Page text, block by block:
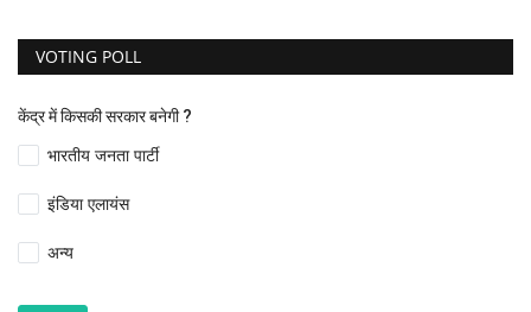
VOTING POLL
केंद्र में किसकी सरकार बनेगी ?
भारतीय जनता पार्टी
इंडिया एलायंस
अन्य